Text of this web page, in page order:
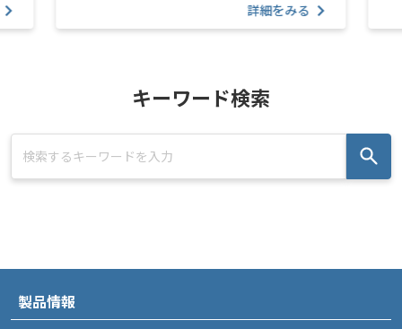
詳細をみる
キーワード検索
製品情報